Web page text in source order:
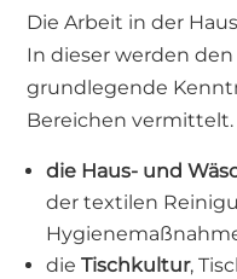
Die Arbeit in der
In dieser werden
grundlegende
Bereichen vermittelt.
die Haus- und
der textilen
dieTischkultur,